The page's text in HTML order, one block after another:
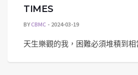
TIMES
BYCBMC 2024-03-19
天生樂觀的我，困難必須堆積到